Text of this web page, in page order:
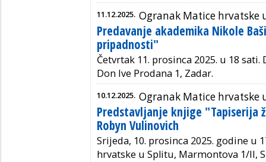
11.12.2025. Ogranak Matice hrvatske
Predavanje akademika Nikole
pripadnosti"
Četvrtak 11. prosinca 2025. u 18
Don Ive Prodana 1, Zadar.
10.12.2025. Ogranak Matice hrvatske
Predstavljanje knjige "Tapiserija
Robyn Vulinovich
Srijeda, 10. prosinca 2025. godine u
hrvatske u Splitu, Marmontova 1/II,